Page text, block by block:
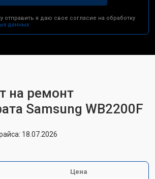
отправить я даю свое согласие на обработку
данных.
на ремонт
Samsung WB2200F
18.07.2026
Цена